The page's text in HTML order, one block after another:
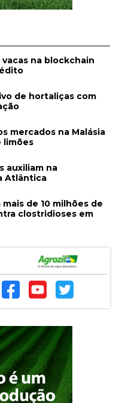
na blockchain
de hortaliças com
mercados na Malásia
limões
auxiliam na
Atlântica
de 10 milhões de
clostridioses em